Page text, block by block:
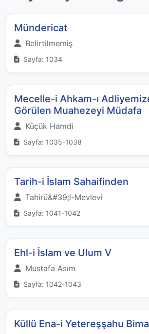
Mündericat
Belirtilmemiş
Sayfa: 1034
Mecelle-i Ahkam-ı
Görülen Muahezeyi Müdafa
Küçük Hamdi
Sayfa: 1035-1038
Tarih-i İslam Sahaifinden
Tahirü&#39;l-Mevlevi
Sayfa: 1041-1042
Ehl-i İslam ve Ulum V
Mustafa Asım
Sayfa: 1042-1043
Küllü Ena-i Yetereşşahu